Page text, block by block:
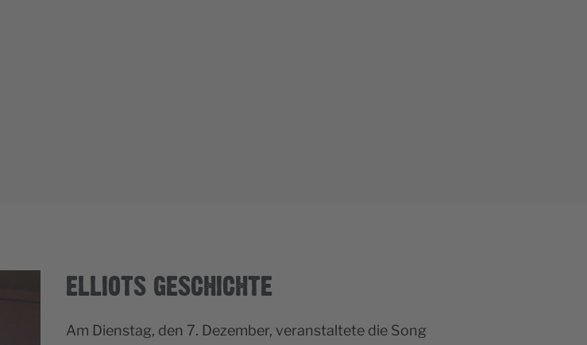
ELLIOTS GESCHICHTE
Am Dienstag, den 7. Dezember, veranstaltete die Song